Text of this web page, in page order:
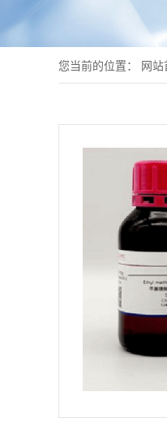
您当前的位置： 网站